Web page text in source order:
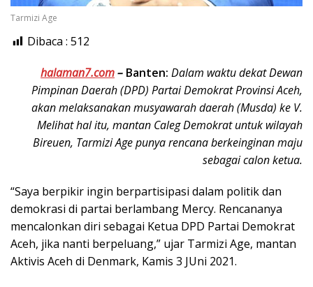
Tarmizi Age
Dibaca : 512
halaman7.com– Banten: Dalam waktu dekat Dewan
Pimpinan Daerah (DPD) Partai Demokrat Provinsi Aceh,
akan melaksanakan musyawarah daerah (Musda) ke V.
Melihat hal itu, mantan Caleg Demokrat untuk wilayah
Bireuen, Tarmizi Age punya rencana berkeinginan maju
sebagai calon ketua.
“Saya berpikir ingin berpartisipasi dalam politik dan
demokrasi di partai berlambang Mercy. Rencananya
mencalonkan diri sebagai Ketua DPD Partai Demokrat
Aceh, jika nanti berpeluang,” ujar Tarmizi Age, mantan
Aktivis Aceh di Denmark, Kamis 3 JUni 2021.